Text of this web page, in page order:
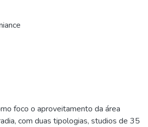
foco o aproveitamento da área
com duas tipologias, studios de 35